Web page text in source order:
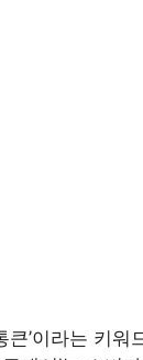
큰’이라는 키